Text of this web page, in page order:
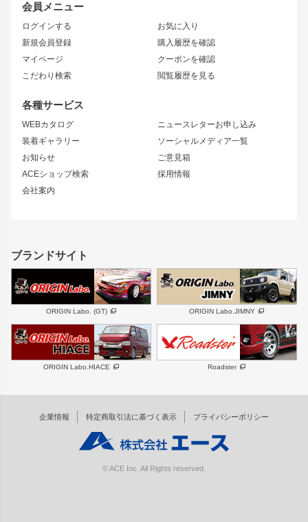
会員メニュー
ログインする
新規会員登録
マイページ
こだわり検索
お気に入り
購入履歴を確認
クーポンを確認
閲覧履歴を見る
各種サービス
WEBカタログ
装着ギャラリー
お知らせ
ACEショップ検索
会社案内
ニュースレターお申し込み
ソーシャルメディア一覧
ご意見箱
採用情報
トレノ
マークX
ニッサン
S15 シルビア
S14 シルビア 後期
S13 シルビア
180SX
シルエイティ
ワンビア
ローレル
セフィーロ
キャラバン
スズキ
GS350
SC
スバル 三菱
デリカ D:5
軽自動車 汎用
リアウイング
ジムニーパーツ
ホイール
MUD-S7
MUD-SR7
まつど家 鉄漢
ボンネット
フェンダー
サイドパーツ
リアゲート
メンテナンスパーツ
ハイエースパーツ
ホイール
DAYTONA-RS
DAYTONA-RS NEO
エアロシリーズ
RUGGER MODEL
DTM:exclusive
オーバーフェンダー
ワイパーガード
ブランドサイト
ORIGIN Labo. (GT) ORIGIN Labo.JIMNY
ORIGIN Labo.HIACE Roadster
企業情報 特定商取引法に基づく表示 プライバシーポリシー
© ACE Inc. All Rights reserved.